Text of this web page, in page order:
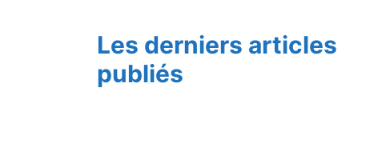
Les derniers articles
publiés